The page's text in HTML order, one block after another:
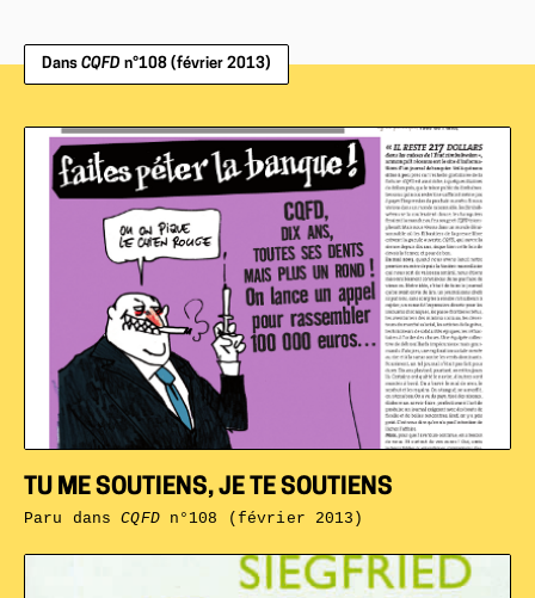
Dans CQFD n°108 (février 2013)
TU ME SOUTIENS, JE TE SOUTIENS
Paru dansCQFDn°108 (février 2013)